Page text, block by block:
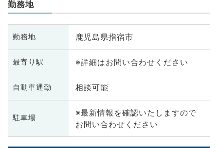
勤務地
勤務地 鹿児島県指宿市
最寄り駅 ※詳細はお問い合わせください
自動車通勤 相談可能
駐車場
※最新情報を確認いたしますので
お問い合わせください